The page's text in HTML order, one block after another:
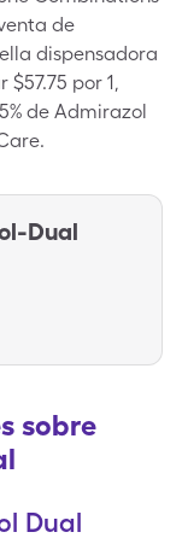
de
dispensadora
por 1,
de Admirazol
Dual
sobre
Dual